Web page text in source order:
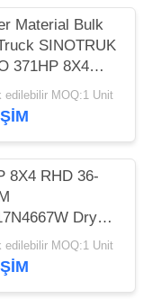
Material Bulk
SINOTRUK
371HP 8X4
45CBM
edilebilir MOQ:1 Unit
8X4 RHD 36-
Dry
For Powder
edilebilir MOQ:1 Unit